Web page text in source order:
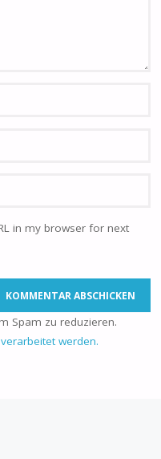
in my browser for next
Spam zu reduzieren.
werden.